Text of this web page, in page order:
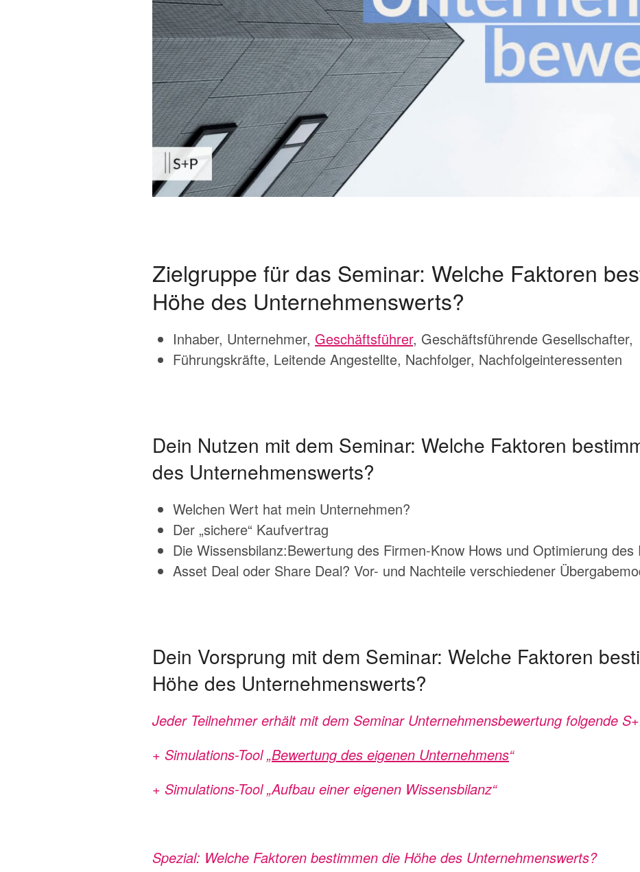
Zielgruppe für das Seminar: Welche Faktoren
Höhe des Unternehmenswerts?
Inhaber, Unternehmer, Geschäftsführer, Geschäftsführende Gesellschafter,
Führungskräfte, Leitende Angestellte, Nachfolger, Nachfolgeinteressenten
Dein Nutzen mit dem Seminar: Welche Faktoren
des Unternehmenswerts?
Welchen Wert hat mein Unternehmen?
Der „sichere“ Kaufvertrag
Die Wissensbilanz:Bewertung des Firmen-Know Hows und Optimierung des
Asset Deal oder Share Deal? Vor- und Nachteile verschiedener
Dein Vorsprung mit dem Seminar: Welche Faktoren
Höhe des Unternehmenswerts?
Jeder Teilnehmer erhält mit dem Seminar Unternehmensbewertung folgende
+ Simulations-Tool „Bewertung des eigenen Unternehmens“
+ Simulations-Tool „Aufbau einer eigenen Wissensbilanz“
Spezial: Welche Faktoren bestimmen die Höhe des Unternehmenswerts?